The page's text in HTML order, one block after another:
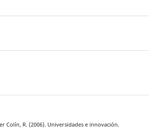
Colín, R. (2006). Universidades e innovación.